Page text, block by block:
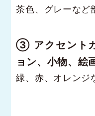
茶色、グレーなど
③ アクセント
ョン、小物、絵
緑、赤、オレンジ